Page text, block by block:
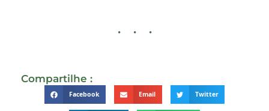
Compartilhe :
Facebook Email Twitter